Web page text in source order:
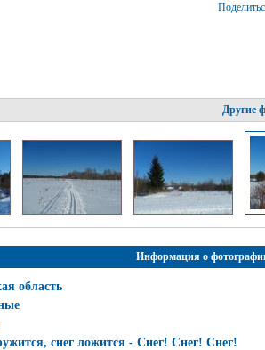
Другие
Информация о
область
снег ложится - Снег! Снег! Снег!